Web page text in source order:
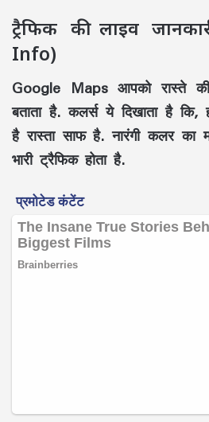
ट्रैफिक की लाइव
Info)
Google Maps आपको रास्ते
बताता है. कलर्स ये दिखाता है
है रास्ता साफ है. नारंगी कलर का
भारी ट्रैफिक होता है.